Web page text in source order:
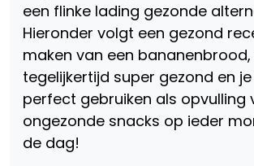
een flinke lading gezonde
Hieronder volgt een gezond
maken van een bananenbrood,
tegelijkertijd super gezond en
perfect gebruiken als opvulling
ongezonde snacks op ieder
de dag!